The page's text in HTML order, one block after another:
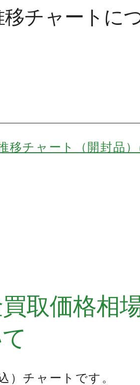
チャートに
移チャート（開封品
取価格相
）チャートです。